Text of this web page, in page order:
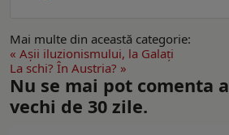
Mai multe din această categorie:
« Aşii iluzionismului, la Galaţi
La schi? În Austria? »
Nu se mai pot comenta
vechi de 30 zile.